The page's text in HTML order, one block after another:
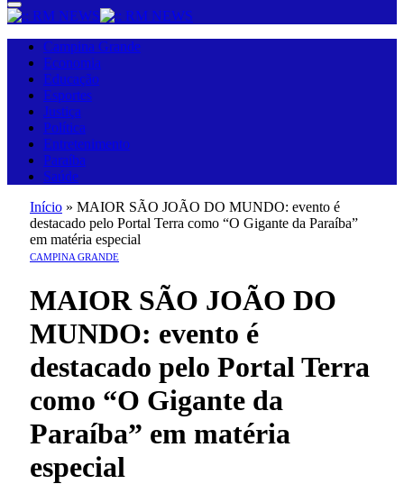
Campina Grande
Economia
Educação
Esportes
Justiça
Política
Entretenimento
Paraíba
Saúde
Início » MAIOR SÃO JOÃO DO MUNDO: evento é
destacado pelo Portal Terra como “O Gigante da Paraíba”
em matéria especial
CAMPINA GRANDE
MAIOR SÃO JOÃO DO
MUNDO: evento é
destacado pelo Portal Terra
como “O Gigante da
Paraíba” em matéria
especial